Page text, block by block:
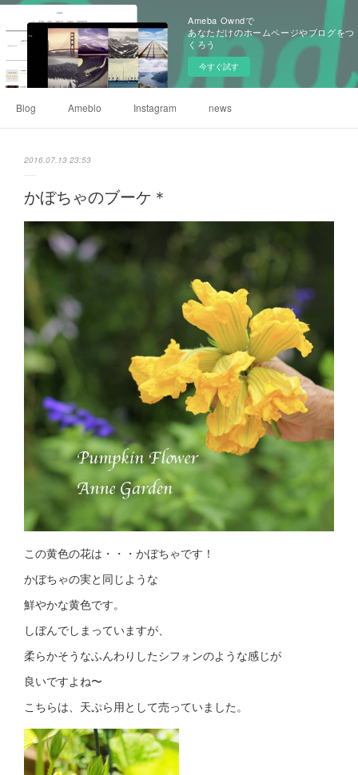
Ameba Owndで
あなただけのホームページやブログをつ
くろう
今すぐ試す
Blog Ameblo Instagram news
2016.07.13 23:53
かぼちゃのブーケ＊
この黄色の花は・・・かぼちゃです！
かぼちゃの実と同じような
鮮やかな黄色です。
しぼんでしまっていますが、
柔らかそうなふんわりしたシフォンのような感じが
良いですよね〜
こちらは、天ぷら用として売っていました。